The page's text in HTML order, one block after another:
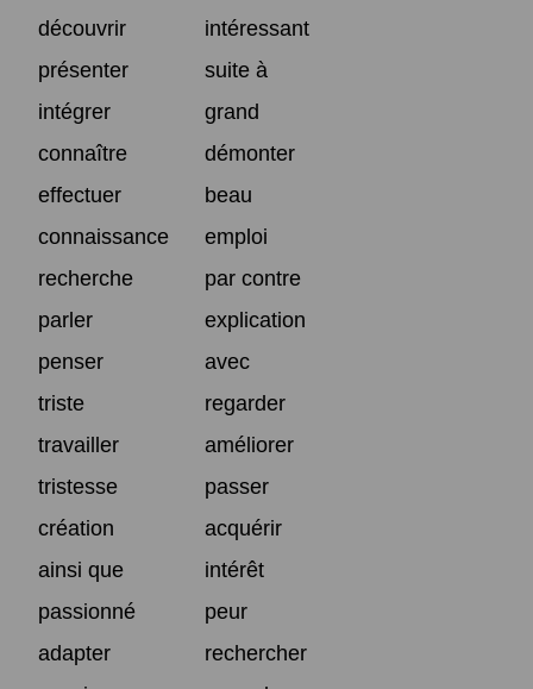
découvrir
intéressant
présenter
suite à
intégrer
grand
connaître
démonter
effectuer
beau
connaissance
emploi
recherche
par contre
parler
explication
penser
avec
triste
regarder
travailler
améliorer
tristesse
passer
création
acquérir
ainsi que
intérêt
passionné
peur
adapter
rechercher